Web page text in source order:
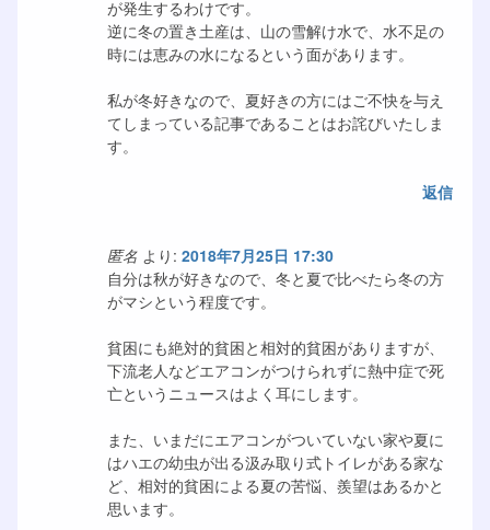
が発生するわけです。
逆に冬の置き土産は、山の雪解け水で、水不足の
時には恵みの水になるという面があります。
私が冬好きなので、夏好きの方にはご不快を与え
てしまっている記事であることはお詫びいたしま
す。
返信
匿名 より: 2018年7月25日 17:30
自分は秋が好きなので、冬と夏で比べたら冬の方
がマシという程度です。
貧困にも絶対的貧困と相対的貧困がありますが、
下流老人などエアコンがつけられずに熱中症で死
亡というニュースはよく耳にします。
また、いまだにエアコンがついていない家や夏に
はハエの幼虫が出る汲み取り式トイレがある家な
ど、相対的貧困による夏の苦悩、羨望はあるかと
思います。